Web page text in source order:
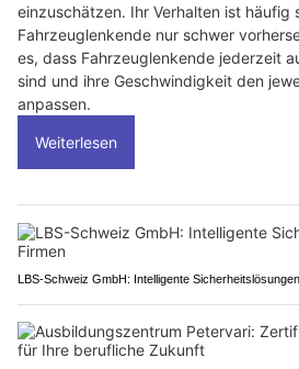
einzuschätzen. Ihr Verhalten ist häufig
Fahrzeuglenkende nur schwer
es, dass Fahrzeuglenkende jederzeit
sind und ihre Geschwindigkeit den
anpassen.
Weiterlesen
LBS-Schweiz GmbH: Intelligente